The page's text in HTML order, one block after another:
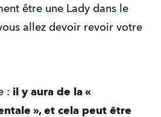
être une Lady dans le
allez devoir revoir votre
: il y aura de la «
», et cela peut être